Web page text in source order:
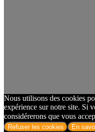
Nous utilisons des cookies
expérience sur notre site. Si
considérerons que vous
Refuser les cookies
En